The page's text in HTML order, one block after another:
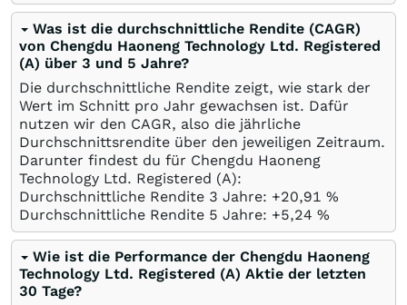
Was ist die durchschnittliche Rendite (CAGR)
von Chengdu Haoneng Technology Ltd. Registered
(A) über 3 und 5 Jahre?
Die durchschnittliche Rendite zeigt, wie stark der
Wert im Schnitt pro Jahr gewachsen ist. Dafür
nutzen wir den CAGR, also die jährliche
Durchschnittsrendite über den jeweiligen Zeitraum.
Darunter findest du für Chengdu Haoneng
Technology Ltd. Registered (A):
Durchschnittliche Rendite 3 Jahre: +20,91 %
Durchschnittliche Rendite 5 Jahre: +5,24 %
Wie ist die Performance der Chengdu Haoneng
Technology Ltd. Registered (A) Aktie der letzten
30 Tage?